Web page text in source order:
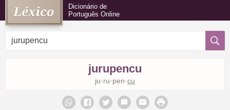
Dicionário de
Português Online
jurupencu
ju·ru·pen·cu